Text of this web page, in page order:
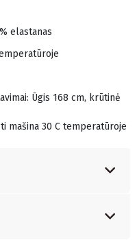
elastanas
Ūgis 168 cm, krūtinė
mašina 30 C temperatūroje